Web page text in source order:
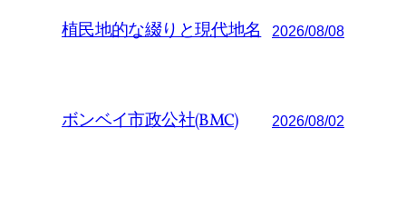
植民地的な綴りと現代地名 2026/08/08
ボンベイ市政公社(BMC) 2026/08/02